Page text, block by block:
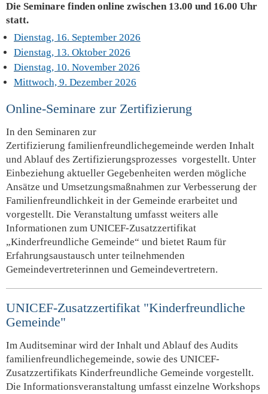
Die Seminare finden online zwischen 13.00 und 16.00 Uhr
statt.
Dienstag, 16. September 2026
Dienstag, 13. Oktober 2026
Dienstag, 10. November 2026
Mittwoch, 9. Dezember 2026
Online-Seminare zur Zertifizierung
In den Seminaren zur
Zertifizierung familienfreundlichegemeinde werden Inhalt
und Ablauf des Zertifizierungsprozesses vorgestellt. Unter
Einbeziehung aktueller Gegebenheiten werden mögliche
Ansätze und Umsetzungsmaßnahmen zur Verbesserung der
Familienfreundlichkeit in der Gemeinde erarbeitet und
vorgestellt. Die Veranstaltung umfasst weiters alle
Informationen zum UNICEF-Zusatzzertifikat
„Kinderfreundliche Gemeinde“ und bietet Raum für
Erfahrungsaustausch unter teilnehmenden
Gemeindevertreterinnen und Gemeindevertretern.
UNICEF-Zusatzzertifikat "Kinderfreundliche
Gemeinde"
Im Auditseminar wird der Inhalt und Ablauf des Audits
familienfreundlichegemeinde, sowie des UNICEF-
Zusatzzertifikats Kinderfreundliche Gemeinde vorgestellt.
Die Informationsveranstaltung umfasst einzelne Workshops